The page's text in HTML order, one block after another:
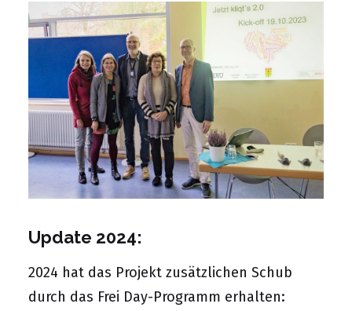
Update 2024:
2024 hat das Projekt zusätzlichen Schub
durch das Frei Day-Programm erhalten: